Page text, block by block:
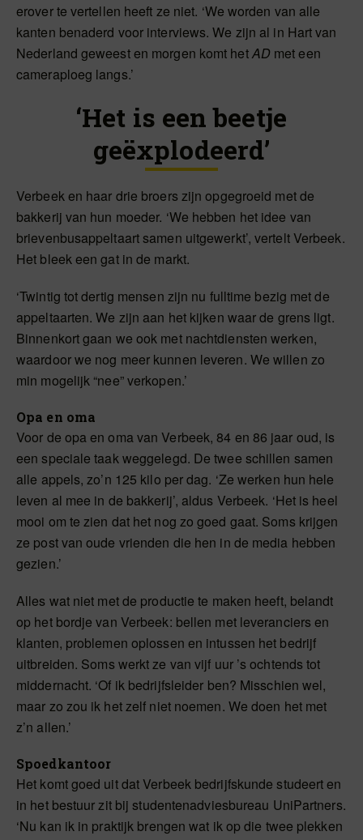
erover te vertellen heeft ze niet. ‘We worden van alle
kanten benaderd voor interviews. We zijn al in Hart van
Nederland geweest en morgen komt hetAD met een
cameraploeg langs.’
‘Het is een beetje
geëxplodeerd’
Verbeek en haar drie broers zijn opgegroeid met de
bakkerij van hun moeder. ‘We hebben het idee van
brievenbusappeltaart samen uitgewerkt’, vertelt Verbeek.
Het bleek een gat in de markt.
‘Twintig tot dertig mensen zijn nu fulltime bezig met de
appeltaarten. We zijn aan het kijken waar de grens ligt.
Binnenkort gaan we ook met nachtdiensten werken,
waardoor we nog meer kunnen leveren. We willen zo
min mogelijk “nee” verkopen.’
Opa en oma
Voor de opa en oma van Verbeek, 84 en 86 jaar oud, is
een speciale taak weggelegd. De twee schillen samen
alle appels, zo’n 125 kilo per dag. ‘Ze werken hun hele
leven al mee in de bakkerij’, aldus Verbeek. ‘Het is heel
mooi om te zien dat het nog zo goed gaat. Soms krijgen
ze post van oude vrienden die hen in de media hebben
gezien.’
Alles wat niet met de productie te maken heeft, belandt
op het bordje van Verbeek: bellen met leveranciers en
klanten, problemen oplossen en intussen het bedrijf
uitbreiden. Soms werkt ze van vijf uur ’s ochtends tot
middernacht. ‘Of ik bedrijfsleider ben? Misschien wel,
maar zo zou ik het zelf niet noemen. We doen het met
z’n allen.’
Spoedkantoor
Het komt goed uit dat Verbeek bedrijfskunde studeert en
in het bestuur zit bij studentenadviesbureau UniPartners.
‘Nu kan ik in praktijk brengen wat ik op die twee plekken